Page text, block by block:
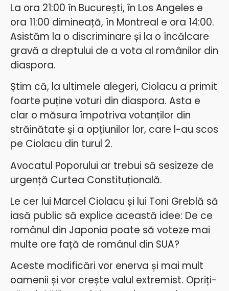
La ora 21:00 în București, în Los Angeles e
ora 11:00 dimineață, în Montreal e ora 14:00.
Asistăm la o discriminare și la o încălcare
gravă a dreptului de a vota al românilor din
diaspora.
Știm că, la ultimele alegeri, Ciolacu a primit
foarte puține voturi din diaspora. Asta e
clar o măsura împotriva votanților din
străinătate și a opțiunilor lor, care l-au scos
pe Ciolacu din turul 2.
Avocatul Poporului ar trebui să sesizeze de
urgență Curtea Constituțională.
Le cer lui Marcel Ciolacu și lui Toni Greblă să
iasă public să explice această idee: De ce
românul din Japonia poate să voteze mai
multe ore față de românul din SUA?
Aceste modificări vor enerva și mai mult
oamenii și vor crește valul extremist. Opriți-